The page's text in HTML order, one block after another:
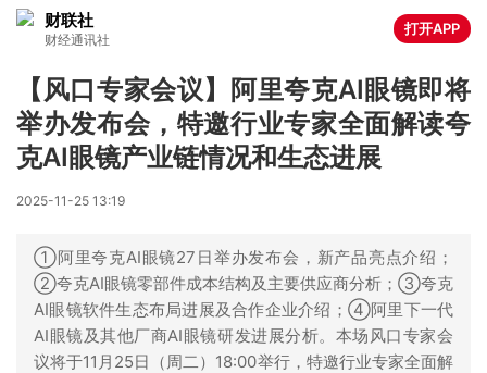
财联社
财经通讯社
打开APP
【风口专家会议】阿里夸克AI眼镜即将
举办发布会，特邀行业专家全面解读夸
克AI眼镜产业链情况和生态进展
2025-11-25 13:19
①阿里夸克AI眼镜27日举办发布会，新产品亮点介绍；
②夸克AI眼镜零部件成本结构及主要供应商分析；③夸克
AI眼镜软件生态布局进展及合作企业介绍；④阿里下一代
AI眼镜及其他厂商AI眼镜研发进展分析。本场风口专家会
议将于11月25日（周二）18:00举行，特邀行业专家全面解